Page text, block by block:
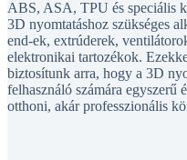
ABS, ASA, TPU és speciális
3D nyomtatáshoz szükséges
end-ek, extrúderek,
elektronikai tartozékok.
biztosítunk arra, hogy a 3D
felhasználó számára egyszerű
otthoni, akár professzionális